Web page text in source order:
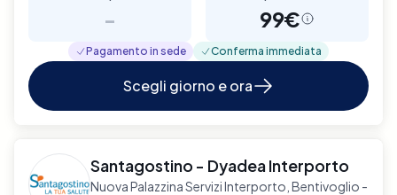
- 99€
Pagamento in sede Conferma immediata
Scegli giorno e ora
Santagostino - Dyadea Interporto
Nuova Palazzina Servizi Interporto, Bentivoglio -